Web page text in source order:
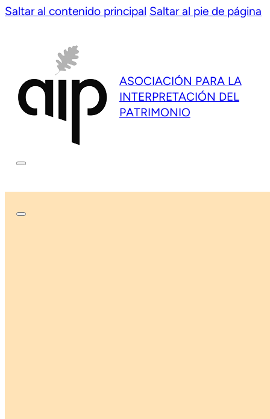
Saltar al contenido principal Saltar al pie de página
ASOCIACIÓN PARA LA
INTERPRETACIÓN DEL
PATRIMONIO